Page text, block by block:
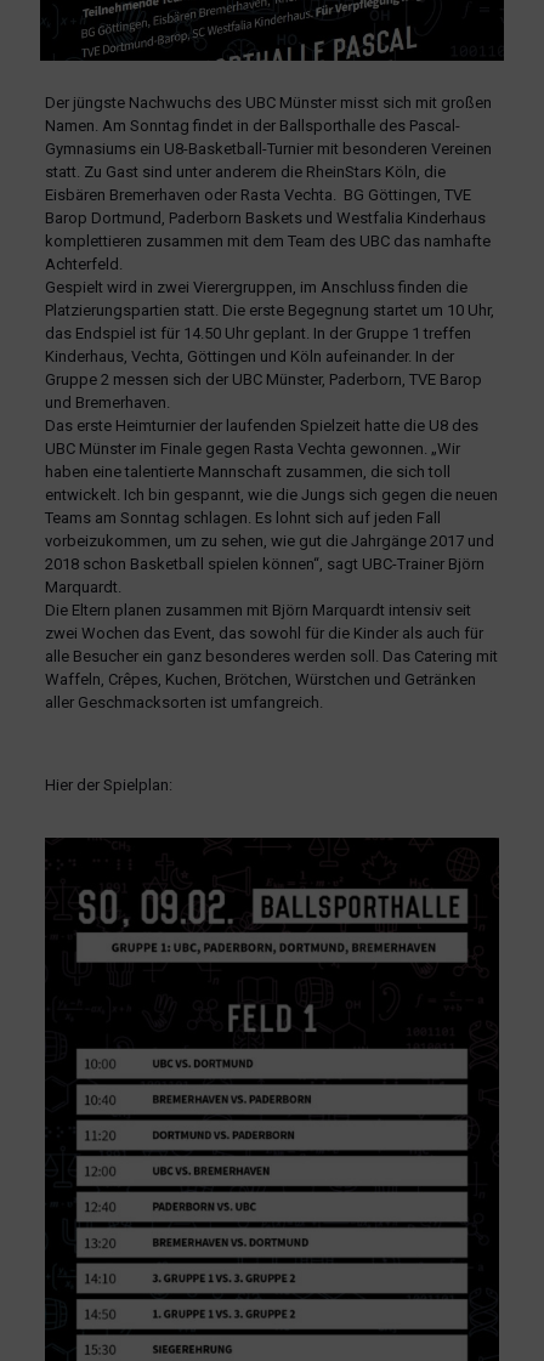
Der jüngste Nachwuchs des UBC Münster misst sich mit großen
Namen. Am Sonntag findet in der Ballsporthalle des Pascal-
Gymnasiums ein U8-Basketball-Turnier mit besonderen Vereinen
statt. Zu Gast sind unter anderem die RheinStars Köln, die
Eisbären Bremerhaven oder Rasta Vechta. BG Göttingen, TVE
Barop Dortmund, Paderborn Baskets und Westfalia Kinderhaus
komplettieren zusammen mit dem Team des UBC das namhafte
Achterfeld.
Gespielt wird in zwei Vierergruppen, im Anschluss finden die
Platzierungspartien statt. Die erste Begegnung startet um 10 Uhr,
das Endspiel ist für 14.50 Uhr geplant. In der Gruppe 1 treffen
Kinderhaus, Vechta, Göttingen und Köln aufeinander. In der
Gruppe 2 messen sich der UBC Münster, Paderborn, TVE Barop
und Bremerhaven.
Das erste Heimturnier der laufenden Spielzeit hatte die U8 des
UBC Münster im Finale gegen Rasta Vechta gewonnen. „Wir
haben eine talentierte Mannschaft zusammen, die sich toll
entwickelt. Ich bin gespannt, wie die Jungs sich gegen die neuen
Teams am Sonntag schlagen. Es lohnt sich auf jeden Fall
vorbeizukommen, um zu sehen, wie gut die Jahrgänge 2017 und
2018 schon Basketball spielen können“, sagt UBC-Trainer Björn
Marquardt.
Die Eltern planen zusammen mit Björn Marquardt intensiv seit
zwei Wochen das Event, das sowohl für die Kinder als auch für
alle Besucher ein ganz besonderes werden soll. Das Catering mit
Waffeln, Crêpes, Kuchen, Brötchen, Würstchen und Getränken
aller Geschmacksorten ist umfangreich.
Hier der Spielplan: